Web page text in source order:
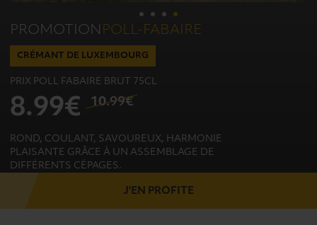
OFFRESUPER BOCK
PROMOTION
PRIX SUPER BOCK LAGER VP 20+4
13.91€ 17.91€
J'EN PROFITE
COFFRET JAEGERMEISTER
PROMO
PRIX JAEGERMEISTER 70CL + 1 COOL FLASK
13.13€
J'EN PROFITE
DÉCOUVREZ LA GAMME BITBURGER
PROMOTION
PRIX BITBURGER SANS ALCOOL 0,0 VC 6X33CL
4.05€ 4.49€
JE DÉCOUVRE
PROMOTION POLL-FABAIRE
CRÉMANT DE LUXEMBOURG
PRIX POLL FABAIRE BRUT 75CL
8.99€ 10.99€
ROND, COULANT, SAVOUREUX, HARMONIE
PLAISANTE GRÂCE À UN ASSEMBLAGE DE
DIFFÉRENTS CÉPAGES.
J'EN PROFITE